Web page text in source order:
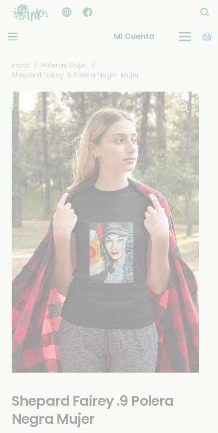
Mi Cuenta
Inicio / Poleras Mujer /
Shepard Fairey .9 Polera Negra Mujer
Shepard Fairey .9 Polera
Negra Mujer